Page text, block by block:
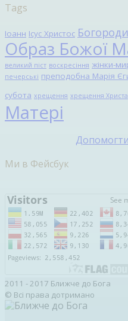
Tags
Іоанн Ісус Христос
Образ Божої
великий піст воскресіння жінки-
печерські преподобна Марія
субота хрещення хрещення Христа
Матері
Ми в Фейсбук
2011 - 2017 Ближче до Бога
© Всі права дотримано